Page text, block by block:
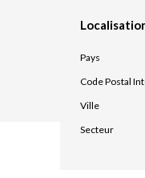
Pays
Code Postal
Ville
Secteur